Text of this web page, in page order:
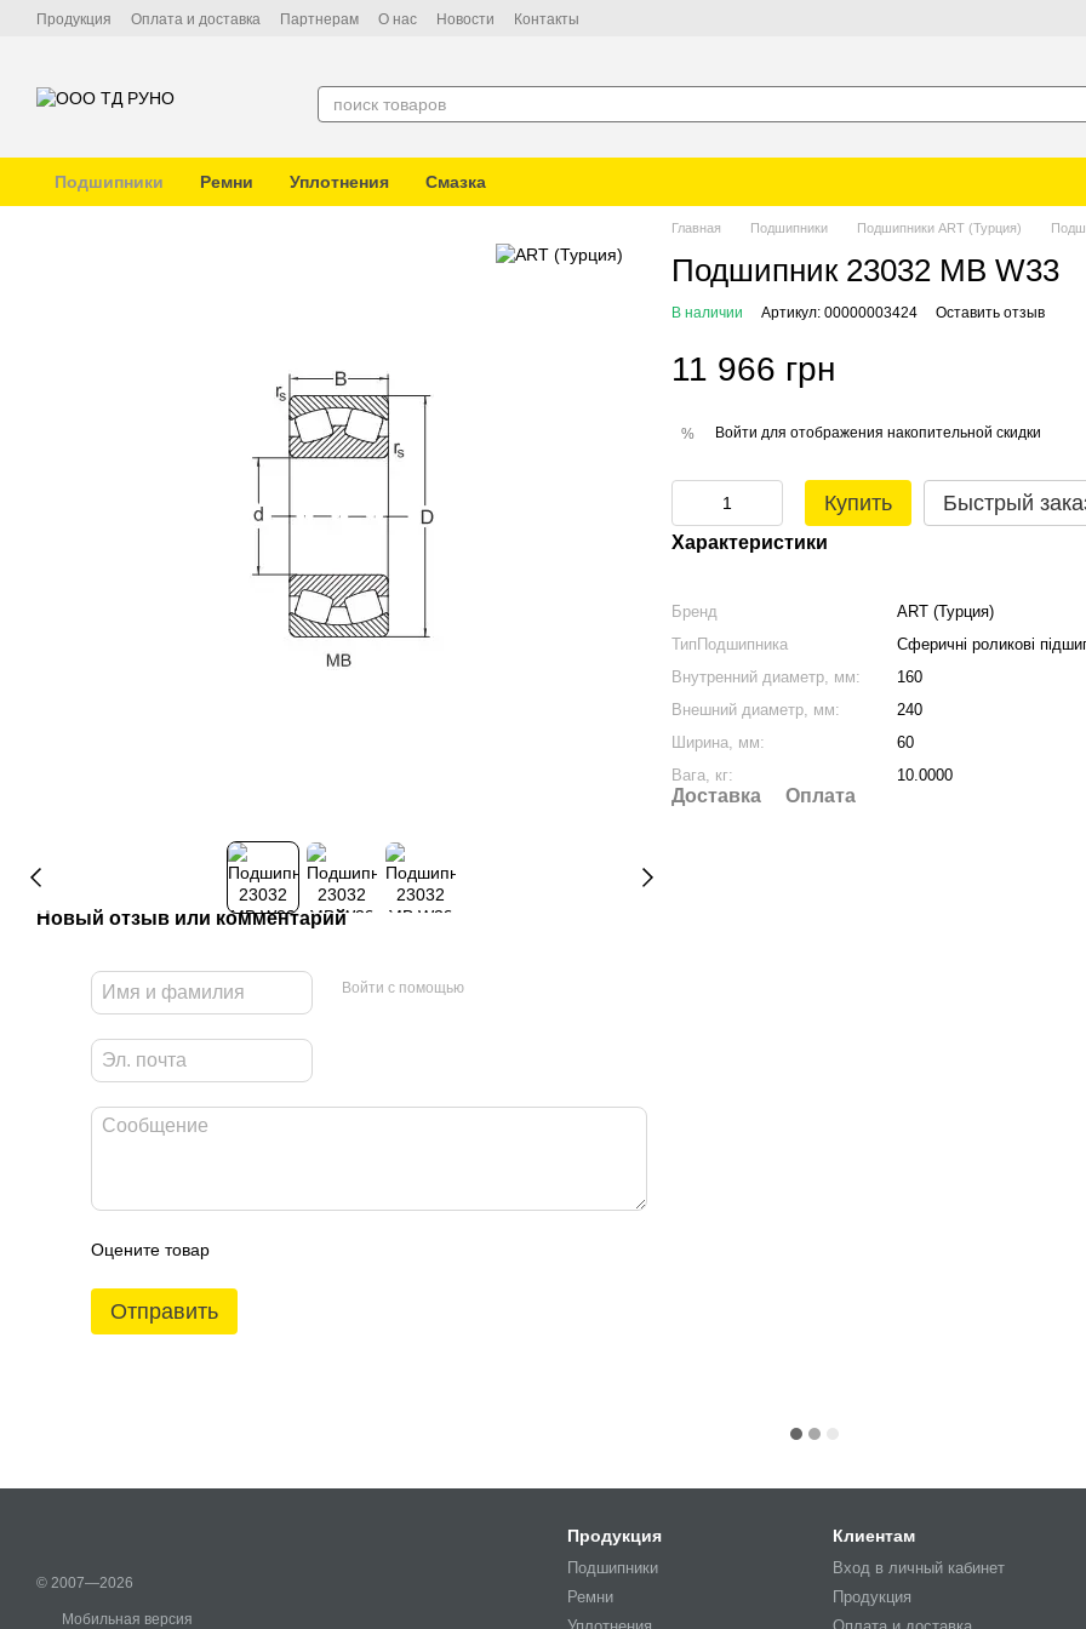
Перейти к основному контенту
Продукция Оплата и доставка Партнерам О нас Новости Контакты
Подшипники Ремни Уплотнения Смазка
Новый отзыв или комментарий
Войти с помощью
Оцените товар
Отправить
Главная Подшипники Подшипники ART (Турция)
Подшипник 23032 MB W33
В наличии Артикул: 00000003424 Оставить отзыв
11 966 грн
% Войти для отображения накопительной скидки
Купить Быстрый
Характеристики
Бренд
ART (Турция)
ТипПодшипника
Сферичні роликові
Внутренний диаметр, мм:
160
Внешний диаметр, мм:
240
Ширина, мм:
60
Вага, кг:
10.0000
Доставка Оплата
© 2007—2026
Мобильная версия
Продукция
Подшипники
Ремни
Клиентам
Вход в личный кабинет
Продукция